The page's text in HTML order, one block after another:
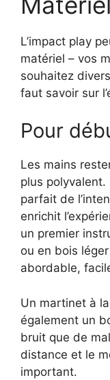
L’impact play
matériel – vos
souhaitez
faut savoir sur
Pour
Les mains
plus
parfait de
enrichit
un premier
ou en bois
abordable,
Un martinet à
également un
bruit que de
distance et le
important.